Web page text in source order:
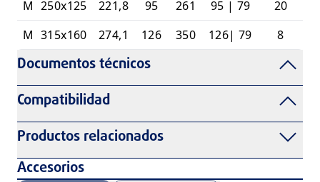
M 250x125 221,8 95 261 95 | 79
20
M 315x160 274,1 126 350 126| 79 8
Documentos técnicos
Compatibilidad
Productos relacionados
Accesorios